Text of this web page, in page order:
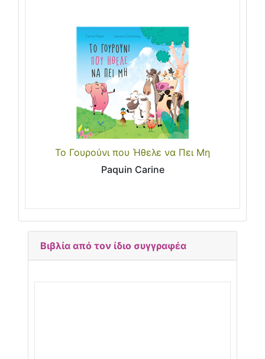
Το Γουρούνι που Ήθελε να Πει Μη
Paquin Carine
Βιβλία από τον ίδιο συγγραφέα